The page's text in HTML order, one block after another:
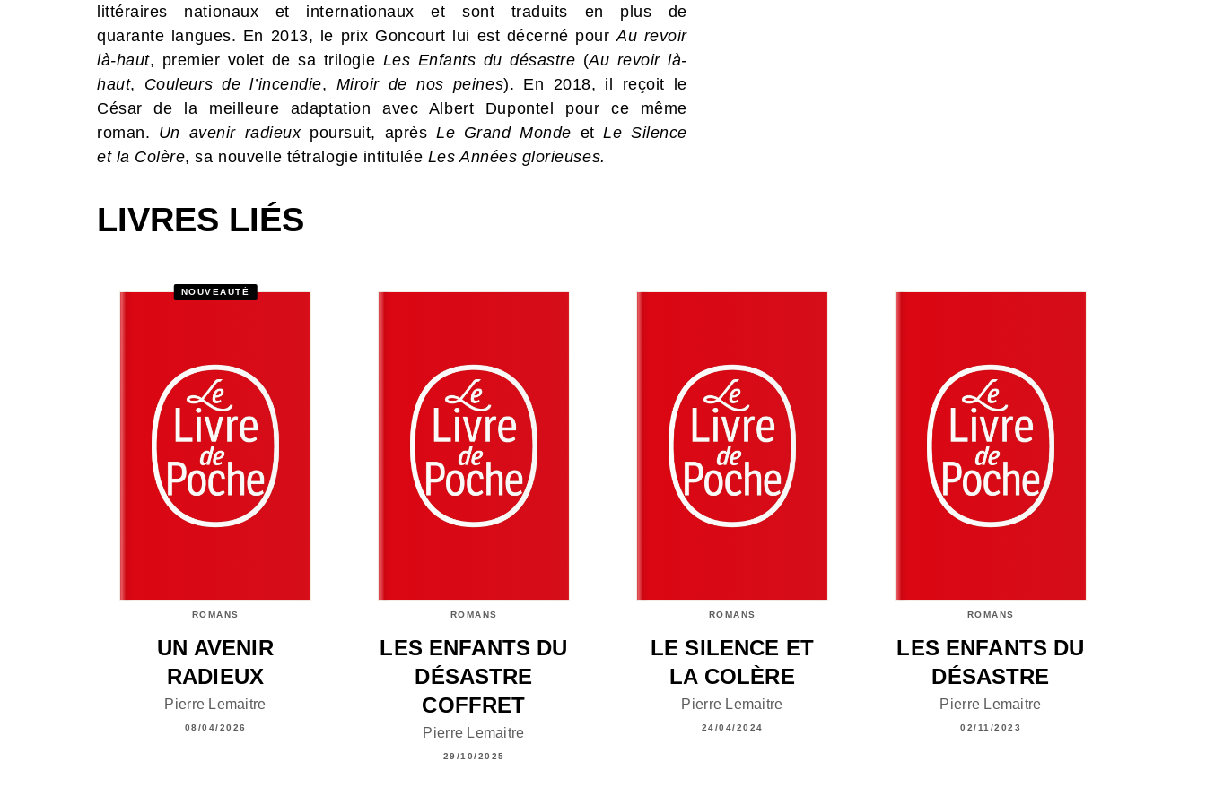
littéraires nationaux et internationaux et sont traduits en plus de
quarante langues. En 2013, le prix Goncourt lui est décerné pourAu revoir
là-haut, premier volet de sa trilogie Les Enfants du désastre (Au revoir là-
haut, Couleurs de l’incendie, Miroir de nos peines). En 2018, il reçoit le
César de la meilleure adaptation avec Albert Dupontel pour ce même
roman. Un avenir radieuxpoursuit, aprèsLe Grand Monde etLe Silence
et la Colère, sa nouvelle tétralogie intitulée Les Années glorieuses.
LIVRES LIÉS
NOUVEAUTÉ
ROMANS
UN AVENIR
RADIEUX
Pierre Lemaitre
08/04/2026
ROMANS
LES ENFANTS DU
DÉSASTRE
COFFRET
Pierre Lemaitre
29/10/2025
ROMANS
LE SILENCE ET
LA COLÈRE
Pierre Lemaitre
24/04/2024
ROMANS
LES ENFANTS DU
DÉSASTRE
Pierre Lemaitre
02/11/2023